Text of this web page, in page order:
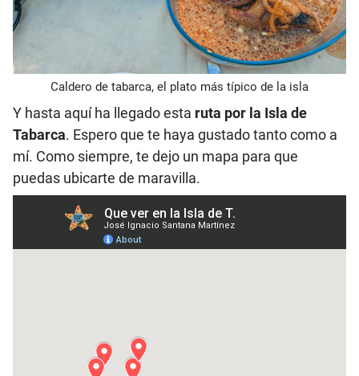
Caldero de tabarca, el plato más típico de la isla
Y hasta aquí ha llegado esta ruta por la Isla de
Tabarca. Espero que te haya gustado tanto como a
mí. Como siempre, te dejo un mapa para que
puedas ubicarte de maravilla.